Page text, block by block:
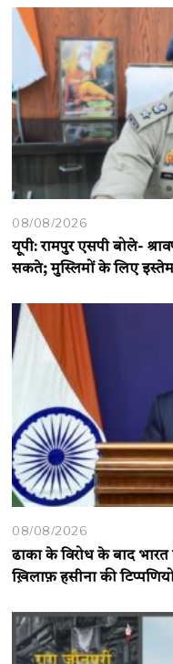
08/08/2026
यूपी: रामपुर एसपी बोले-
सकते; मुस्लिमों के लिए
08/08/2026
ढाका के विरोध के बाद
ख़िलाफ़ हसीना की